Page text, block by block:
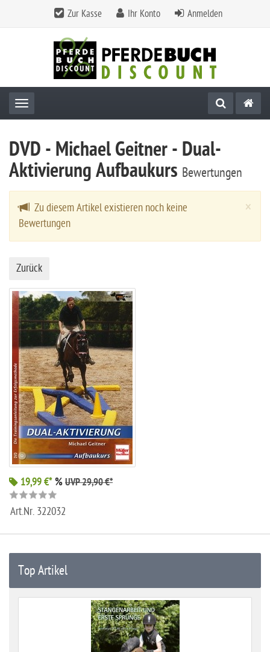
Zur Kasse Ihr Konto Anmelden
Toggle navigation
DVD - Michael Geitner - Dual-
Aktivierung Aufbaukurs Bewertungen
×
Zu diesem Artikel existieren noch keine
Bewertungen
Zurück
19,99 €*% UVP 29,90 €*
Art.Nr. 322032
Top Artikel